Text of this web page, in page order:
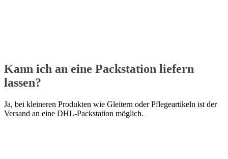
Kann ich an eine Packstation liefern
lassen?
Ja, bei kleineren Produkten wie Gleitern oder Pflegeartikeln ist der
Versand an eine DHL-Packstation möglich.